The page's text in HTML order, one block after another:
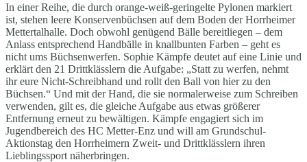
In einer Reihe, die durch orange-weiß-geringelte Pylonen markiert
ist, stehen leere Konservenbüchsen auf dem Boden der Horrheimer
Mettertalhalle. Doch obwohl genügend Bälle bereitliegen – dem
Anlass entsprechend Handbälle in knallbunten Farben – geht es
nicht ums Büchsenwerfen. Sophie Kämpfe deutet auf eine Linie und
erklärt den 21 Drittklässlern die Aufgabe: „Statt zu werfen, nehmt
ihr eure Nicht-Schreibhand und rollt den Ball von hier zu den
Büchsen.“ Und mit der Hand, die sie normalerweise zum Schreiben
verwenden, gilt es, die gleiche Aufgabe aus etwas größerer
Entfernung erneut zu bewältigen. Kämpfe engagiert sich im
Jugendbereich des HC Metter-Enz und will am Grundschul-
Aktionstag den Horrheimern Zweit- und Drittklässlern ihren
Lieblingssport näherbringen.